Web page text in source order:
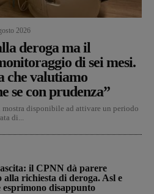
2026
deroga ma il
di sei mesi.
che valutiamo
se con prudenza”
disponibile ad attivare un periodo
di...
il CPNN dà parere
alla richiesta di deroga. Asl e
esprimono disappunto